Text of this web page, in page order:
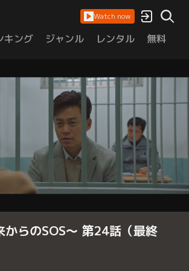
Watch now
キング ジャンル レンタル 無料
からのSOS～ 第24話（最終